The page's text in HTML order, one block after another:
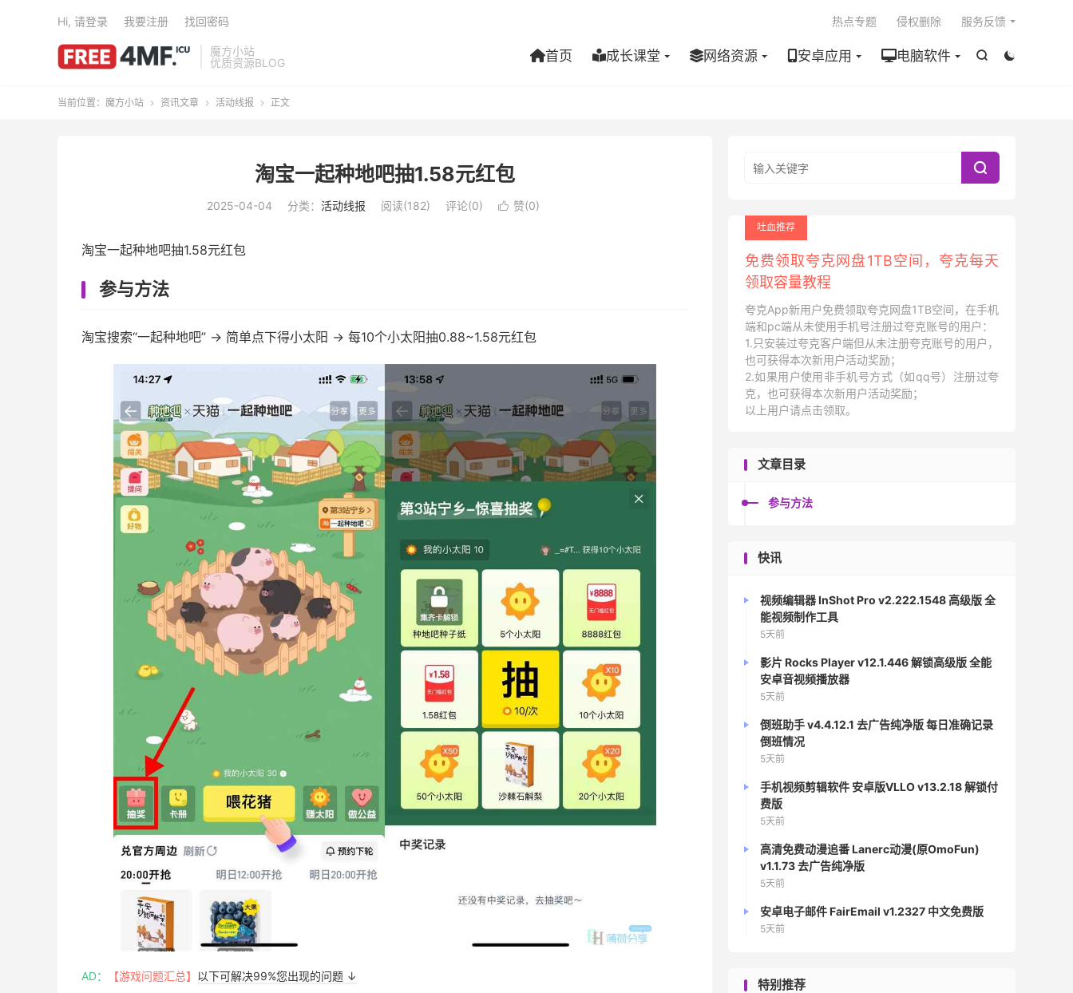
魔方小站
优质资源BLOG


首页 成长课堂 网络资源 安卓应用 电脑软件
热点专题 侵权删除 服务反馈
Hi, 请登录 我要注册 找回密码
当前位置： 魔方小站  资讯文章  活动线报  正文
淘宝一起种地吧抽1.58元红包
2025-04-04 分类： 活动线报 阅读(182) 评论(0)  赞(0)
淘宝一起种地吧抽1.58元红包
参与方法
淘宝搜索“一起种地吧” → 简单点下得小太阳 → 每10个小太阳抽0.88~1.58元红包
AD： 【游戏问题汇总】 以下可解决99%您出现的问题 ↓

吐血推荐
免费领取夸克网盘1TB空间，夸克每天
领取容量教程
夸克App新用户免费领取夸克网盘1TB空间，在手机
端和pc端从未使用手机号注册过夸克账号的用户：
1.只安装过夸克客户端但从未注册夸克账号的用户，
也可获得本次新用户活动奖励；
2.如果用户使用非手机号方式（如qq号）注册过夸
克，也可获得本次新用户活动奖励；
以上用户请点击领取。
文章目录
参与方法
快讯
视频编辑器 InShot Pro v2.222.1548 高级版 全
能视频制作工具
5天前
影片 Rocks Player v12.1.446 解锁高级版 全能
安卓音视频播放器
5天前
倒班助手 v4.4.12.1 去广告纯净版 每日准确记录
倒班情况
5天前
手机视频剪辑软件 安卓版VLLO v13.2.18 解锁付
费版
5天前
高清免费动漫追番 Lanerc动漫(原OmoFun)
v1.1.73 去广告纯净版
5天前
安卓电子邮件 FairEmail v1.2327 中文免费版
5天前
特别推荐